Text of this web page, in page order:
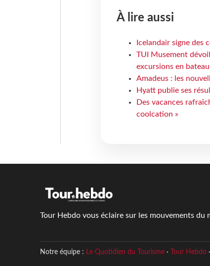
À lire aussi
Icelandair signe des
TUI Musement
excursions en bateau
Amadeus : les
Hyatt publie ses
Des vacances
coolcation »
Tour Hebdo vous éclaire sur les mouvements
Notre équipe : Le Quotidien du Tourisme· Tour Hebdo·